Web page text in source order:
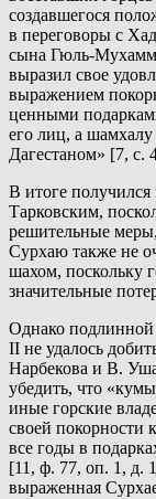
создавшегося
в переговоры с
сына Гюль-
выразил свое
выражением
ценными
его лиц, а
Дагестаном» [7, с.
В итоге
Тарковским,
решительные
Сурхаю также не
шахом, поскольку
значительные
Однако подлинной
II не удалось
Нарбекова и В.
убедить, что
иные горские
своей покорности
все годы в
[11, ф. 77, оп. 1, д.
выраженная